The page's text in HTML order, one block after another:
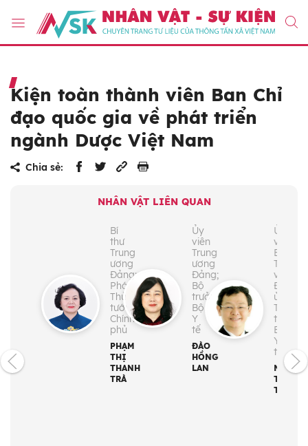
Kiện toàn thành viên Ban Chỉ
đạo quốc gia về phát triển
ngành Dược Việt Nam
Chia sẻ:
NHÂN VẬT LIÊN QUAN
Bí
thư
Trung
ương
Đảng;
Phó
Thủ
tướng
Chính
phủ
PHẠM
THỊ
THANH
TRÀ
Ủy
viên
Trung
ương
Đảng;
Bộ
trưởng
Bộ
Y
tế
ĐÀO
HỒNG
LAN
Ủy
viên
Ban
Thường
vụ
Đảng
ủy;
Thứ
trưởng
Bộ
Y
tế
TRI
THỨC